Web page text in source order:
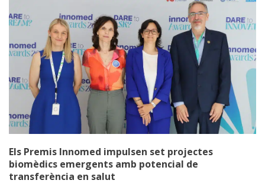
Els Premis Innomed impulsen set projectes
biomèdics emergents amb potencial de
transferència en salut